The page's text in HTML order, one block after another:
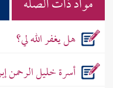
هل يغفر الله لي؟
أسرة خليل الرحمن